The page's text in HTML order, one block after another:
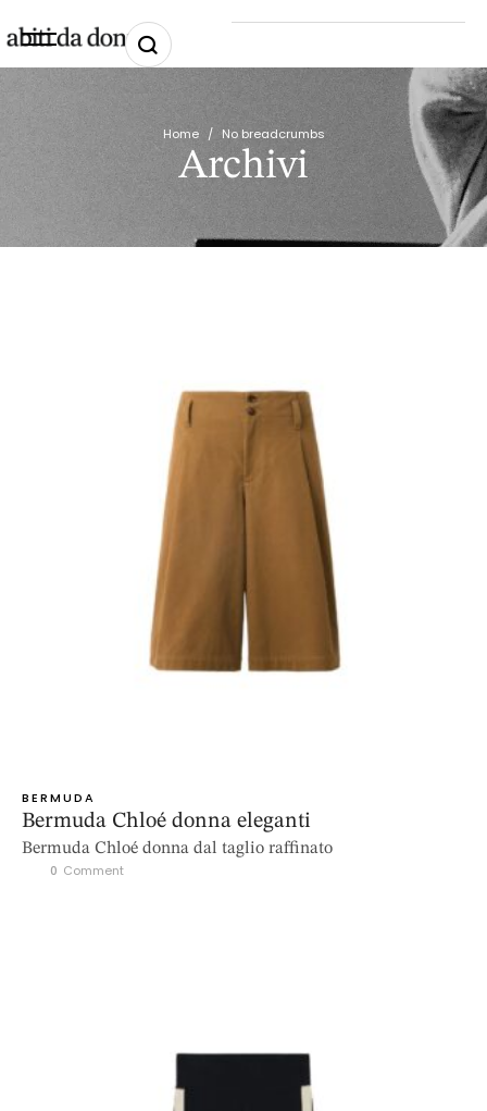
Home / No breadcrumbs
Archivi
BERMUDA
Bermuda Chloé donna eleganti
Bermuda Chloé donna dal taglio raffinato
0 Comment